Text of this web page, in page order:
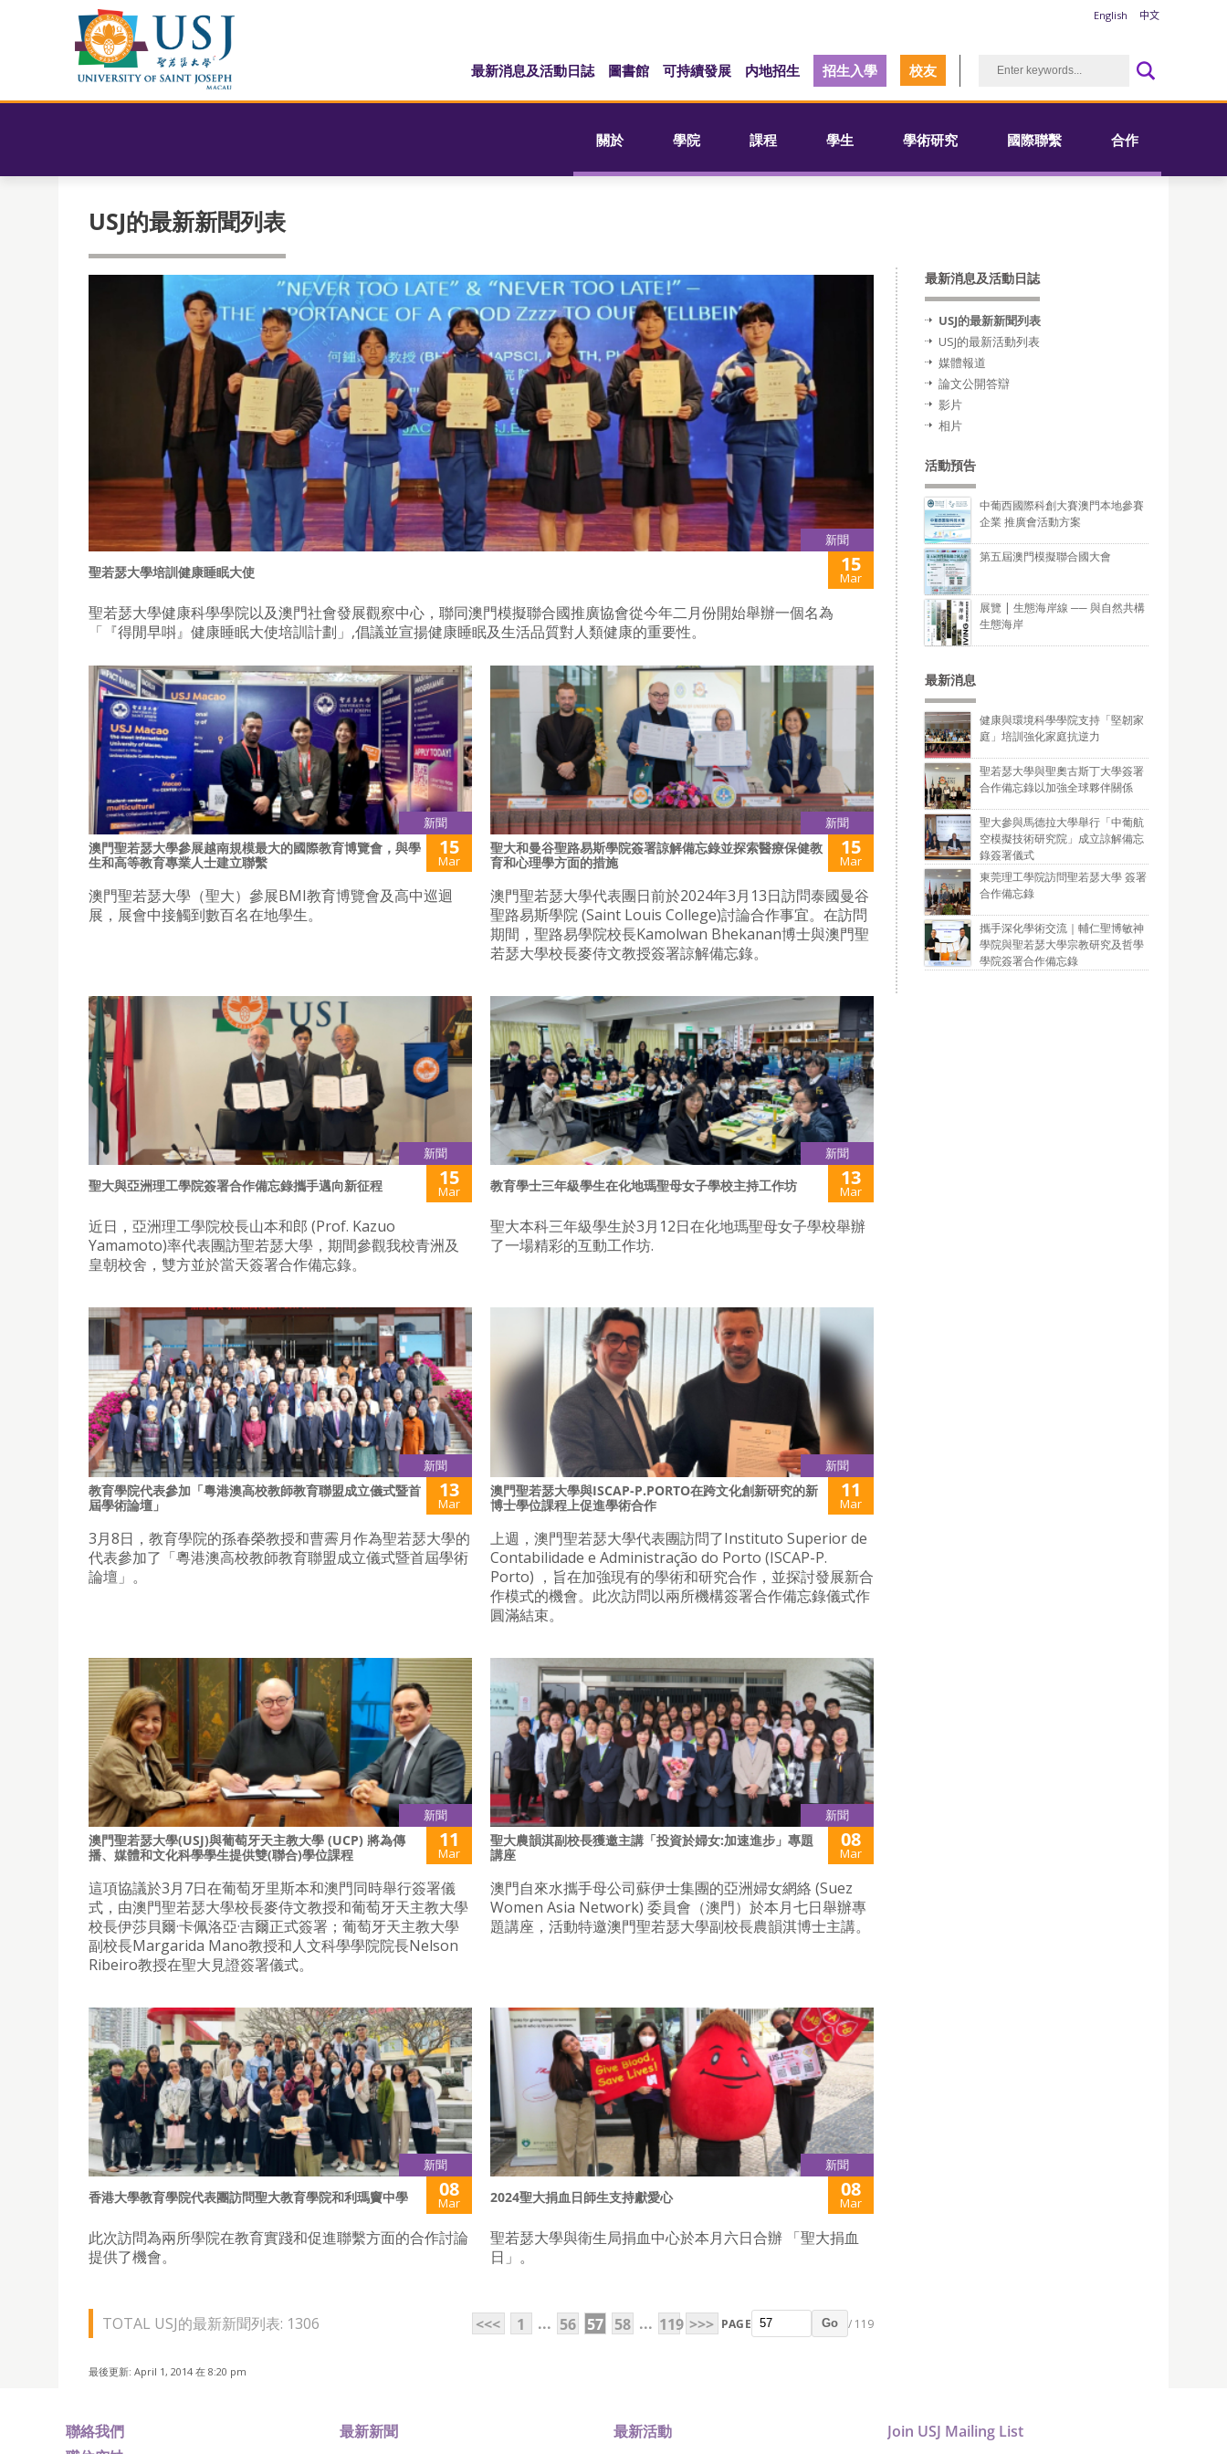
English 中文
最新消息及活動日誌 圖書館 可持續發展 内地招生 招生入學 校友
關於 學院 課程 學生 學術研究 國際聯繫 合作
USJ的最新新聞列表
新聞
聖若瑟大學培訓健康睡眠大使 15
Mar
聖若瑟大學健康科學學院以及澳門社會發展觀察中心，聯同澳門模擬聯合國推廣協會從今年二月份開始舉辦一個名為
「『得閒早唞』健康睡眠大使培訓計劃」,倡議並宣揚健康睡眠及生活品質對人類健康的重要性。
新聞
澳門聖若瑟大學參展越南規模最大的國際教育博覽會，與學
生和高等教育專業人士建立聯繫
15
Mar
澳門聖若瑟大學（聖大）參展BMI教育博覽會及高中巡迴
展，展會中接觸到數百名在地學生。
新聞
聖大和曼谷聖路易斯學院簽署諒解備忘錄並探索醫療保健教
育和心理學方面的措施
15
Mar
澳門聖若瑟大學代表團日前於2024年3月13日訪問泰國曼谷
聖路易斯學院 (Saint Louis College)討論合作事宜。在訪問
期間，聖路易學院校長Kamolwan Bhekanan博士與澳門聖
若瑟大學校長麥侍文教授簽署諒解備忘錄。
新聞
聖大與亞洲理工學院簽署合作備忘錄攜手邁向新征程 15
Mar
近日，亞洲理工學院校長山本和郎 (Prof. Kazuo
Yamamoto)率代表團訪聖若瑟大學，期間參觀我校青洲及
皇朝校舍，雙方並於當天簽署合作備忘錄。
新聞
教育學士三年級學生在化地瑪聖母女子學校主持工作坊 13
Mar
聖大本科三年級學生於3月12日在化地瑪聖母女子學校舉辦
了一場精彩的互動工作坊.
新聞
教育學院代表參加「粵港澳高校教師教育聯盟成立儀式暨首
屆學術論壇」
13
Mar
3月8日，教育學院的孫春榮教授和曹霽月作為聖若瑟大學的
代表參加了「粵港澳高校教師教育聯盟成立儀式暨首屆學術
論壇」。
新聞
澳門聖若瑟大學與ISCAP-P.PORTO在跨文化創新研究的新
博士學位課程上促進學術合作
11
Mar
上週，澳門聖若瑟大學代表團訪問了Instituto Superior de
Contabilidade e Administração do Porto (ISCAP-P.
Porto) ，旨在加強現有的學術和研究合作，並探討發展新合
作模式的機會。此次訪問以兩所機構簽署合作備忘錄儀式作
圓滿結束。
新聞
澳門聖若瑟大學(USJ)與葡萄牙天主教大學 (UCP) 將為傳
播、媒體和文化科學學生提供雙(聯合)學位課程
11
Mar
這項協議於3月7日在葡萄牙里斯本和澳門同時舉行簽署儀
式，由澳門聖若瑟大學校長麥侍文教授和葡萄牙天主教大學
校長伊莎貝爾·卡佩洛亞·吉爾正式簽署；葡萄牙天主教大學
副校長Margarida Mano教授和人文科學學院院長Nelson
Ribeiro教授在聖大見證簽署儀式。
新聞
聖大農韻淇副校長獲邀主講「投資於婦女:加速進步」專題
講座
08
Mar
澳門自來水攜手母公司蘇伊士集團的亞洲婦女網絡 (Suez
Women Asia Network) 委員會（澳門）於本月七日舉辦專
題講座，活動特邀澳門聖若瑟大學副校長農韻淇博士主講。
新聞
香港大學教育學院代表團訪問聖大教育學院和利瑪竇中學 08
Mar
此次訪問為兩所學院在教育實踐和促進聯繫方面的合作討論
提供了機會。
新聞
2024聖大捐血日師生支持獻愛心 08
Mar
聖若瑟大學與衛生局捐血中心於本月六日合辦 「聖大捐血
日」。
TOTAL USJ的最新新聞列表: 1306 <<< 1 ... 56 57 58 ... 119 >>> PAGE Go / 119
最後更新: April 1, 2014 在 8:20 pm
最新消息及活動日誌
USJ的最新新聞列表
USJ的最新活動列表
媒體報道
論文公開答辯
影片
相片
活動預告
中葡西國際科創大賽澳門本地參賽
企業 推廣會活動方案
第五屆澳門模擬聯合國大會
展覽 | 生態海岸線 ── 與自然共構
生態海岸
最新消息
健康與環境科學學院支持「堅韌家
庭」培訓強化家庭抗逆力
聖若瑟大學與聖奧古斯丁大學簽署
合作備忘錄以加強全球夥伴關係
聖大參與馬德拉大學舉行「中葡航
空模擬技術研究院」成立諒解備忘
錄簽署儀式
東莞理工學院訪問聖若瑟大學 簽署
合作備忘錄
攜手深化學術交流｜輔仁聖博敏神
學院與聖若瑟大學宗教研究及哲學
學院簽署合作備忘錄
聯絡我們
最新新聞 最新活動 Join USJ Mailing List